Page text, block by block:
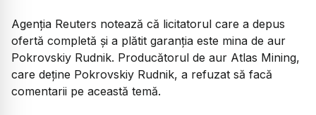
Agenția Reuters notează că licitatorul care a depus
ofertă completă şi a plătit garanţia este mina de aur
Pokrovskiy Rudnik. Producătorul de aur Atlas Mining,
care deţine Pokrovskiy Rudnik, a refuzat să facă
comentarii pe această temă.